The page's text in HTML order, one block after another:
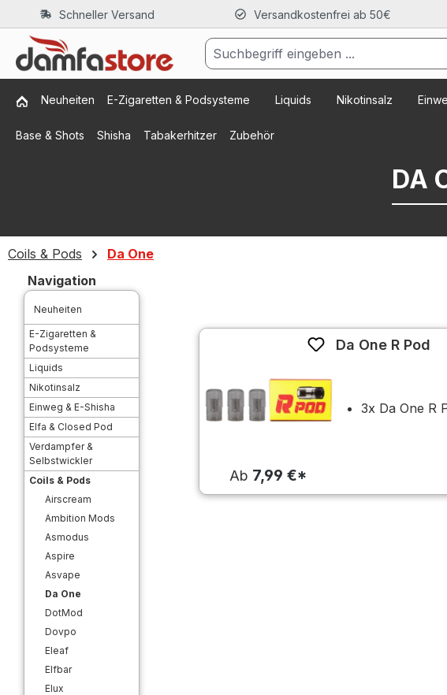
Hauptinhalt springen
Zur Suche springen
Zur Hauptnavigation springen
Schneller Versand Versandkostenfrei ab 50€
Neuheiten E-Zigaretten & Podsysteme Liquids Nikotinsalz
Base & Shots Shisha Tabakerhitzer Zubehör
DA
Coils & Pods
Da One
Navigation
Neuheiten
E-Zigaretten &
Podsysteme
Liquids
Nikotinsalz
Einweg & E-Shisha
Elfa & Closed Pod
Verdampfer &
Selbstwickler
Coils & Pods
Airscream
Ambition Mods
Asmodus
Aspire
Asvape
Da One
DotMod
Dovpo
Eleaf
Elfbar
Elux
Ab 7,99 €*
Da One R Pod
3x Da One R